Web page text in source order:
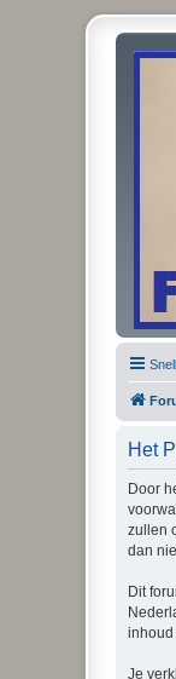
Het
Door
zullen
dan
Dit
inhoud
Je